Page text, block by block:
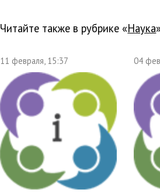
Читайте также в рубрике « наука»
11 февраля, 15:37 04